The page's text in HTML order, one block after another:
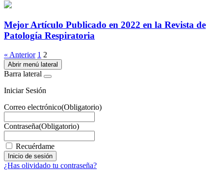
Mejor Artículo Publicado en 2022 en la Revista de
Patología Respiratoria
« Anterior 1 2
Abrir menú lateral
Barra lateral
Iniciar Sesión
Correo electrónico(Obligatorio)
Contraseña(Obligatorio)
Recuérdame
¿Has olividado tu contraseña?